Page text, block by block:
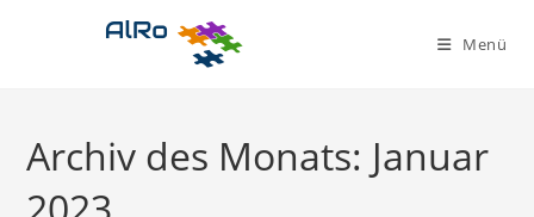
Menü
Archiv des Monats: Januar